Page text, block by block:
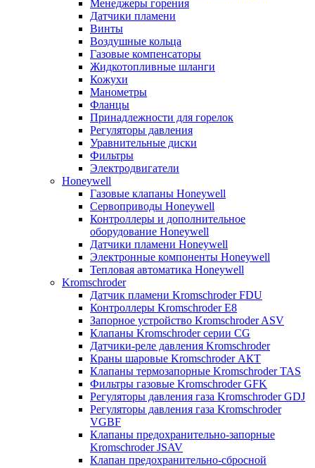
Менеджеры горения
Датчики пламени
Винты
Воздушные кольца
Газовые компенсаторы
Жидкотопливные шланги
Кожухи
Манометры
Фланцы
Принадлежности для горелок
Регуляторы давления
Уравнительные диски
Фильтры
Электродвигатели
Honeywell
Газовые клапаны Honeywell
Сервоприводы Honeywell
Контроллеры и дополнительное
оборудование Honeywell
Датчики пламени Honeywell
Электронные компоненты Honeywell
Тепловая автоматика Honeywell
Kromschroder
Датчик пламени Kromschroder FDU
Контроллеры Kromschroder E8
Запорное устройство Kromschroder ASV
Клапаны Kromschroder серии CG
Датчики-реле давления Kromschroder
Краны шаровые Kromschroder АКТ
Клапаны термозапорные Kromschroder TAS
Фильтры газовые Kromschroder GFK
Регуляторы давления газа Kromschroder GDJ
Регуляторы давления газа Kromschroder
VGBF
Клапаны предохранительно-запорные
Kromschroder JSAV
Клапан предохранительно-сбросной